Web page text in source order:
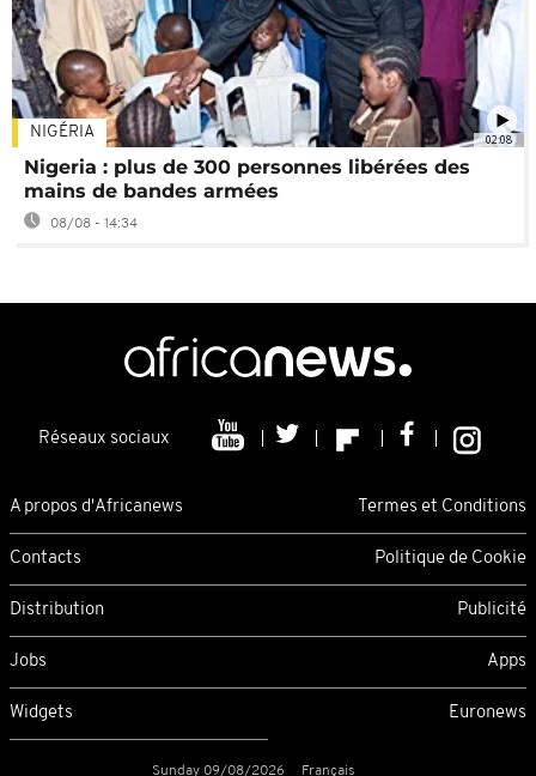
02:08
NIGÉRIA
Nigeria : plus de 300 personnes libérées des
mains de bandes armées
08/08 - 14:34
Réseaux sociaux
A propos d'Africanews Termes et Conditions
Contacts Politique de Cookie
Distribution Publicité
Jobs Apps
Widgets Euronews
Sunday 09/08/2026